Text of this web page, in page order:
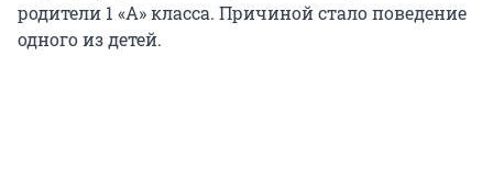
родители 1 «А» класса. Причиной стало поведение
одного из детей.